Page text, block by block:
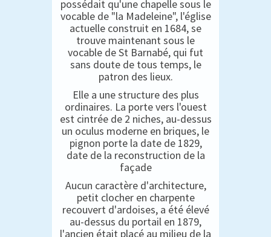
possédait qu'une chapelle sous le
vocable de "la Madeleine", l'église
actuelle construit en 1684, se
trouve maintenant sous le
vocable de St Barnabé, qui fut
sans doute de tous temps, le
patron des lieux.
Elle a une structure des plus
ordinaires. La porte vers l'ouest
est cintrée de 2 niches, au-dessus
un oculus moderne en briques, le
pignon porte la date de 1829,
date de la reconstruction de la
façade
Aucun caractère d'architecture,
petit clocher en charpente
recouvert d'ardoises, a été élevé
au-dessus du portail en 1879,
l'ancien était placé au milieu de la